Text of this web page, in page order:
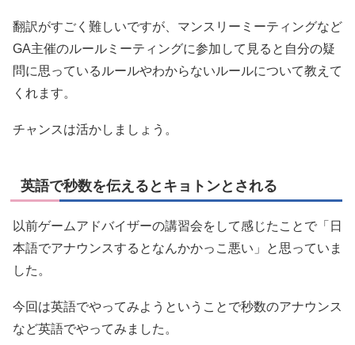
翻訳がすごく難しいですが、マンスリーミーティングなど
GA主催のルールミーティングに参加して見ると自分の疑
問に思っているルールやわからないルールについて教えて
くれます。
チャンスは活かしましょう。
英語で秒数を伝えるとキョトンとされる
以前ゲームアドバイザーの講習会をして感じたことで「日
本語でアナウンスするとなんかかっこ悪い」と思っていま
した。
今回は英語でやってみようということで秒数のアナウンス
など英語でやってみました。